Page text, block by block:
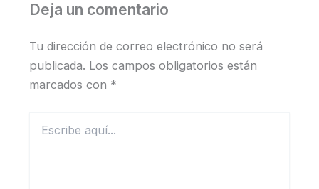
Deja un comentario
Tu dirección de correo electrónico no será
publicada. Los campos obligatorios están
marcados con *
aquí...